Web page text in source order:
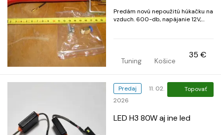
Predám novú nepoužitú húkačku na
vzduch. 600-db, napájanie 12V,
Tuning Košice
35 €
Predaj
11. 02.
2026
Topovať
LED H3 80W aj ine led